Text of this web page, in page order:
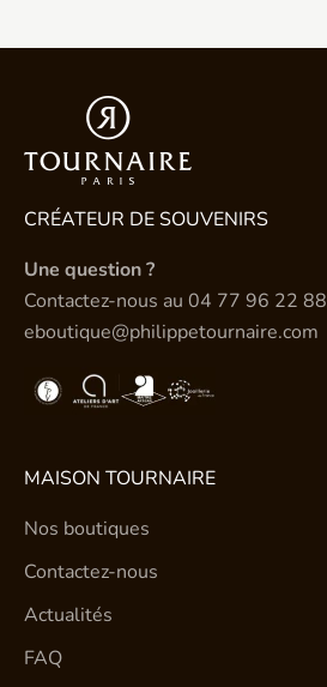
CRÉATEUR DE SOUVENIRS
Une question ?
Contactez-nous au 04 77 96 22 88
eboutique@philippetournaire.com
MAISON TOURNAIRE
Nos boutiques
Contactez-nous
Actualités
FAQ